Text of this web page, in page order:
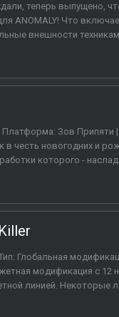
теперь выпущено,
ANOMALY! Что
внешности
Зов Припяти
в честь новогодних и
которого -
Глобальная
модификация с
линией. Некоторые